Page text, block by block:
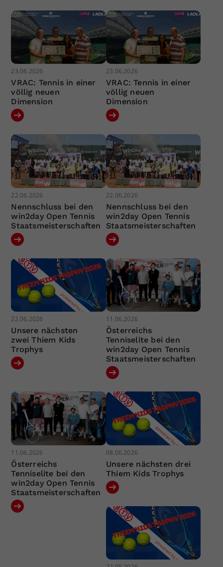
23.06.2026
VRAC: Tennis in einer
völlig neuen
Dimension
23.06.2026
VRAC: Tennis in einer
völlig neuen
Dimension
22.06.2026
Nennschluss bei den
win2day Open Tennis
Staatsmeisterschaften
22.06.2026
Nennschluss bei den
win2day Open Tennis
Staatsmeisterschaften
22.06.2026
Unsere nächsten
zwei Thiem Kids
Trophys
11.06.2026
Österreichs
Tenniselite bei den
win2day Open Tennis
Staatsmeisterschaften
11.06.2026
Österreichs
Tenniselite bei den
win2day Open Tennis
Staatsmeisterschaften
08.06.2026
Unsere nächsten drei
Thiem Kids Trophys